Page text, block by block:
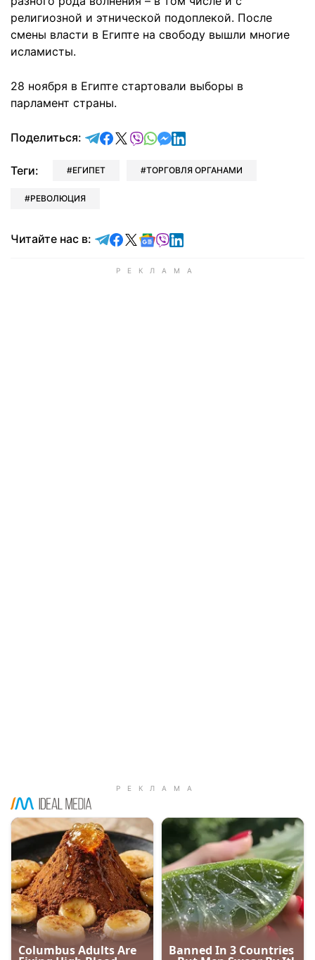
религиозной и этнической подоплекой. После
смены власти в Египте на свободу вышли многие
исламисты.
28 ноября в Египте стартовали выборы в
парламент страны.
Поделиться: отправить в Telegram
поделиться в Facebook
поделиться в X
отправить в Viber
отправить в Whatsapp
отправить в Messenger
отправить в LinkedIn
Теги: ЕГИПЕТ ТОРГОВЛЯ ОРГАНАМИ
РЕВОЛЮЦИЯ
Читайте нас в: Читайте в Telegram
Читайте в Facebook
Читайте в X
Читайте в Google news
Читайте в Viber
Читайте в LinkedIn